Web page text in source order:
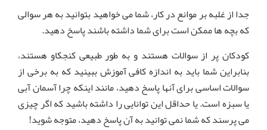
جدا از غلبه بر موانع در کار، شما می خواهید بتوانید به هر سوالی
که بچه ها ممکن است برای شما داشته باشند پاسخ دهید.
کودکان پر از سوالات هستند و به طور طبیعی کنجکاو هستند،
بنابراین شما باید به اندازه کافی آموزش ببینید که به برخی از
سوالات اساسی برای آنها پاسخ دهید، مانند اینکه چرا آسمان آبی
یا سبزه است. یا حداقل این توانایی را داشته باشید که اگر چیزی
می پرسند که شما نمی توانید به آن پاسخ دهید، متوجه شوید!